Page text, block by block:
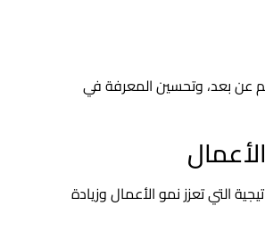
عن بعد، وتحسين المعرفة في
التي تعزز نمو الأعمال وزيادة